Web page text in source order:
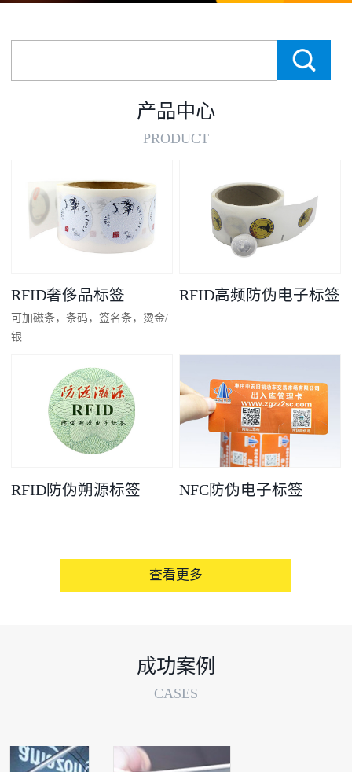
产品中心
PRODUCT
RFID奢侈品标签
可加磁条，条码，签名条，烫金/
银...
凸码，金/银底
RFID高频防伪电子标签
RFID防伪朔源标签 NFC防伪电子标签
查看更多
成功案例
CASES